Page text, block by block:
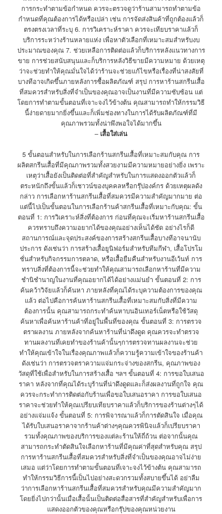
การกระทำตามข้อกำหนด ควรจะตรวจดูว่าร้านสามารถทำตามข้อ
กำหนดที่คุณต้องการได้หรือเปล่า เช่น การจัดส่งสินค้าที่ถูกต้องแล้วก็
ตรงตรงเวลาที่ระบุ 6. การวิเคราะห์ราคา ควรจะเทียบราคาแล้วก็
บริการระหว่างร้านหลายแห่ง เพื่อหาตัวเลือกที่เหมาะสมสำหรับงบ
ประมาณของคุณ 7. ช่วยเหลือการติดต่อแล้วก็บริการหลังแนวทางการ
ขาย การช่วยสนับสนุนและก็บริการหลังวิธีขายมีความหมาย ด้วยเหตุ
ว่าจะช่วยทำให้คุณมั่นใจได้ว่าร้านจะช่วยแก้ไขหรือเรื่องที่น่าสงสัยที่
บางทีอาจเกิดขึ้นภายหลังการซื้อผลิตภัณฑ์ สรุป การหาร้านสกรีนเสื้อ
ที่สมควรสำหรับสิ่งที่จำเป็นของคุณอาจเป็นงานที่มีความซับซ้อน แต่
โดยการทำตามขั้นตอนที่เจาะจงไว้ข้างต้น คุณสามารถทำให้กรรมวิธี
นี้ง่ายดายมากยิ่งขึ้นและก็เพิ่มช่องทางในการได้รับผลิตภัณฑ์ที่มี
คุณภาพรวมทั้งน่าพึงพอใจได้มากขึ้น
– เสื้อใส่เล่น
5 ขั้นตอนสำหรับในการเลือกร้านสกรีนเสื้อที่เหมาะสมกับคุณ การ
ผลิตสกรีนเสื้อที่มีคุณภาพรวมทั้งสวยงามมีความหมายอย่างยิ่ง เพราะ
เหตุว่าเสื้อยังเป็นติดต่อที่สำคัญสำหรับในการแสดงออกตัวแล้วก็
ตระหนักถึงขั้นแล้วก็เชาวน์ของบุคคลหรือกรุ๊ปองค์กร ด้วยเหตุผลดัง
กล่าว การเลือกหาร้านสกรีนเสื้อที่สมควรมีความสำคัญมากมาย ต่อ
แต่นี้ไปเป็นขั้นตอนในการเลือกร้านค้าสกรีนเสื้อที่เหมาะกับคุณ: ขั้น
ตอนที่ 1: การวิเคราะห์สิ่งที่ต้องการ ก่อนที่คุณจะเริ่มหาร้านสกรีนเสื้อ
ควรทราบถึงความอยากได้ของคุณอย่างเห็นได้ชัด อย่างไรก็ดี
สถานการณ์และจุดประสงค์ของการสร้างสกรีนเสื้อบางทีอาจนานับ
ประการ ดังเช่นว่า การสร้างเสื้อยูนิฟอร์มสำหรับทีมกีฬา, เสื้อโปรโม
ชั่นสำหรับกิจกรรมการตลาด, หรือเสื้อยืมคืนสำหรับงานอีเว้นท์ การ
ทราบสิ่งที่ต้องการนี้จะช่วยทำให้คุณสามารถเลือกหาร้านที่มีความ
ชำนิชำนาญในงานที่คุณอยากได้ได้อย่างแม่นยำ ขั้นตอนที่ 2: การ
ค้นคว้าวิจัยแล้วก็ค้นหา ภายหลังที่คุณได้ระบุความต้องการของคุณ
แล้ว ต่อไปคือการค้นหาร้านสกรีนเสื้อที่เหมาะสมกับสิ่งที่มีความ
ต้องการนั้น คุณสามารถกระทำค้นหาบนอินเทอร์เน็ตหรือใช้วัสดุ
ค้นหาเพื่อค้นหาร้านค้าที่อยู่ในพื้นที่ของคุณ ขั้นตอนที่ 3: การตรวจ
ตราผลงาน ภายหลังจากค้นหาร้านที่น่าดึงดูด คุณควรจะทำตรวจ
ทานผลงานที่เคยทำของร้านค้านั้นๆการตรวจทานผลงานจะช่วย
ทำให้คุณเข้าใจในเรื่องคุณภาพแล้วก็ความรู้ความเข้าใจของร้านค้า
ดังเช่นว่า การตรวจตราความแจ่มกระจ่างของสกรีน, คุณภาพของ
วัสดุที่ใช้เพื่อสำหรับในการสร้างเสื้อ ฯลฯ ขั้นตอนที่ 4: การขอใบเสนอ
ราคา หลังจากที่คุณได้ระบุร้านที่น่าดึงดูดและก็ส่งผลงานที่ถูกใจ คุณ
ควรจะกระทำการติดต่อกับร้านเพื่อขอใบเสนอราคา การขอใบเสนอ
ราคาจะช่วยทำให้คุณเปรียบเทียบราคาแล้วก็บริการของร้านต่างๆได้
อย่างแจ่มแจ้ง ขั้นตอนที่ 5: การพิจารณาแล้วก็การตัดสินใจ เมื่อคุณ
ได้รับใบเสนอราคาจากร้านค้าต่างๆคุณควรพินิจแล้วก็เปรียบราคา
รวมทั้งคุณภาพของบริการของแต่ละร้านให้ถี่ถ้วน ต่อจากนั้นคุณ
สามารถกระทำตัดสินใจเลือกหาร้านที่มีคุณค่าที่สุดสำหรับคุณ สรุป
การหาร้านสกรีนเสื้อที่สมควรสำหรับสิ่งที่จำเป็นของคุณอาจไม่ง่าย
เสมอ แต่ว่าโดยการทำตามขั้นตอนที่เจาะจงไว้ข้างต้น คุณสามารถ
ทำให้กรรมวิธีการนี้เป็นไปอย่างสะดวกรวมทั้งสบายขึ้นได้ อย่าลืม
ว่าการเลือกหาร้านสกรีนเสื้อที่สมควรสำหรับคุณมีความสำคัญมาก
โดยยิ่งไปกว่านั้นเมื่อเสื้อนั้นเป็นติดต่อสื่อสารที่สำคัญสำหรับเพื่อการ
แสดงออกตัวของคุณหรือกรุ๊ปของคุณหน่วยงาน